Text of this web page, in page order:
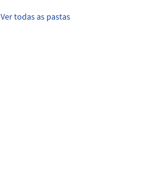
Ver todas as pastas